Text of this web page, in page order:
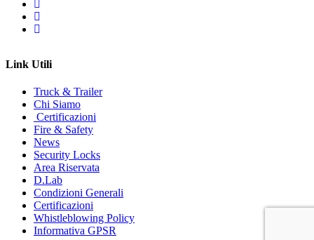
Link Utili
Truck & Trailer
Chi Siamo
Certificazioni
Fire & Safety
News
Security Locks
Area Riservata
D.Lab
Condizioni Generali
Certificazioni
Whistleblowing Policy
Informativa GPSR